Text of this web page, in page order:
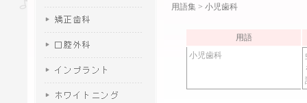
用語集 > 小児歯科
用語
小児歯科